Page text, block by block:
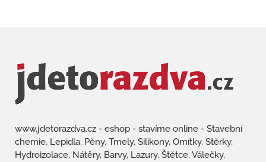
www.jdetorazdva.cz - eshop - stavíme online - Stavební
chemie, Lepidla, Pěny, Tmely, Silikony, Omítky, Stěrky,
Hydroizolace, Nátěry, Barvy, Lazury, Štětce, Válečky,